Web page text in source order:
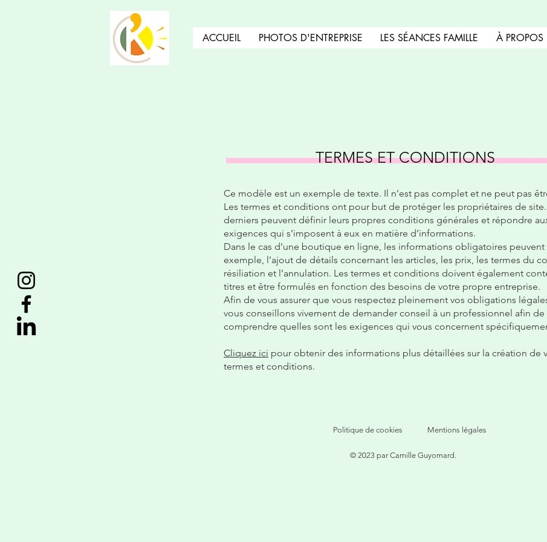
ACCUEIL PHOTOS D'ENTREPRISE LES SÉANCES FAMILLE À PROPOS
TERMES ET CONDITIONS
Ce modèle est un exemple de texte. Il n’est pas complet et ne peut pas
Les termes et conditions ont pour but de protéger les propriétaires de site.
derniers peuvent définir leurs propres conditions générales et répondre
exigences qui s’imposent à eux en matière d’informations.
Dans le cas d’une boutique en ligne, les informations obligatoires peuvent
exemple, l’ajout de détails concernant les articles, les prix, les termes du
résiliation et l’annulation. Les termes et conditions doivent également
titres et être formulés en fonction des besoins de votre propre entreprise.
Afin de vous assurer que vous respectez pleinement vos obligations
vous conseillons vivement de demander conseil à un professionnel afin
comprendre quelles sont les exigences qui vous concernent
Cliquez ici pour obtenir des informations plus détaillées sur la création de
termes et conditions.
Politique de cookies Mentions légales
© 2023 par Camille Guyomard.